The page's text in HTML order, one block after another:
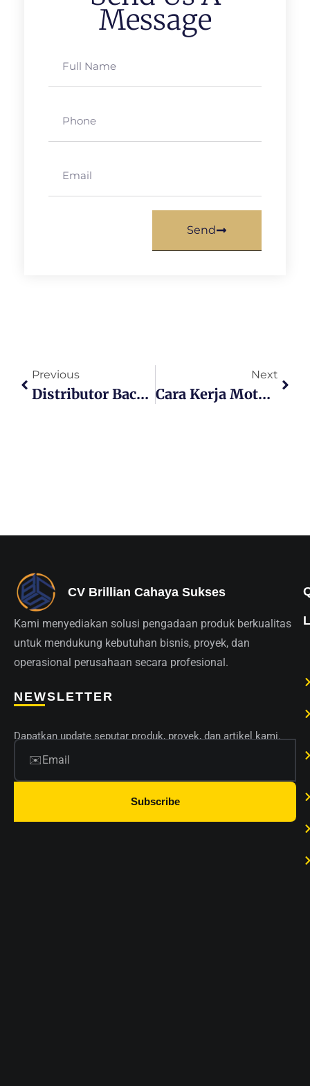
Message
Send
Previous
Distributor Backhoe Loader Resmi Untuk Pengadaan Alat Berat
Next
Cara Kerja Motor Grader Proyek Konstruksi
CV Brillian Cahaya Sukses
Kami menyediakan solusi pengadaan produk berkualitas
untuk mendukung kebutuhan bisnis, proyek, dan
operasional perusahaan secara profesional.
NEWSLETTER
Dapatkan update seputar produk, proyek, dan artikel kami.
Subscribe